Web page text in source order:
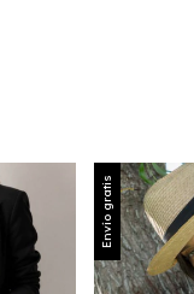
Envío gratis